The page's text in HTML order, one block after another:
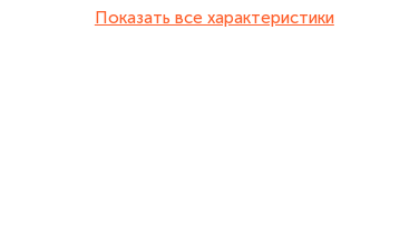
Показать все характеристики